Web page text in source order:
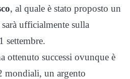
, al quale è stato proposto un
ufficialmente sulla
settembre.
ottenuto successi ovunque è
mondiali, un argento